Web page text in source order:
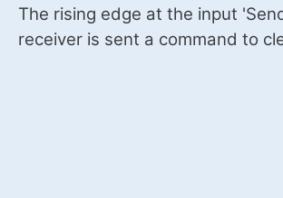
The rising edge at the input
receiver is sent a command to